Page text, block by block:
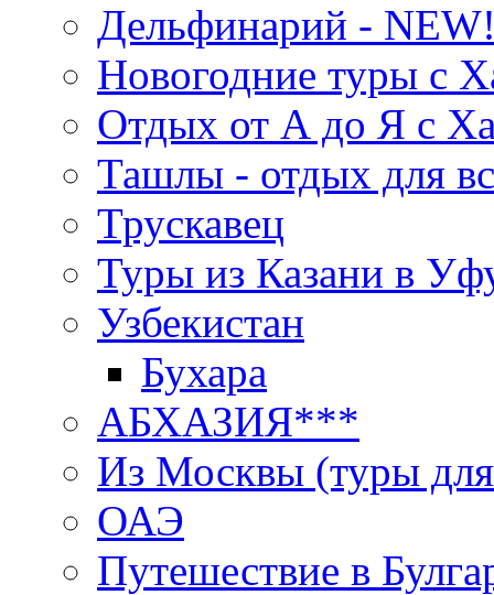
Дельфинарий -
Новогодние туры с
Отдых от А до Я с
Ташлы - отдых для
Трускавец
Туры из Казани в
Узбекистан
Бухара
АБХАЗИЯ***
Из Москвы (туры
ОАЭ
Путешествие в